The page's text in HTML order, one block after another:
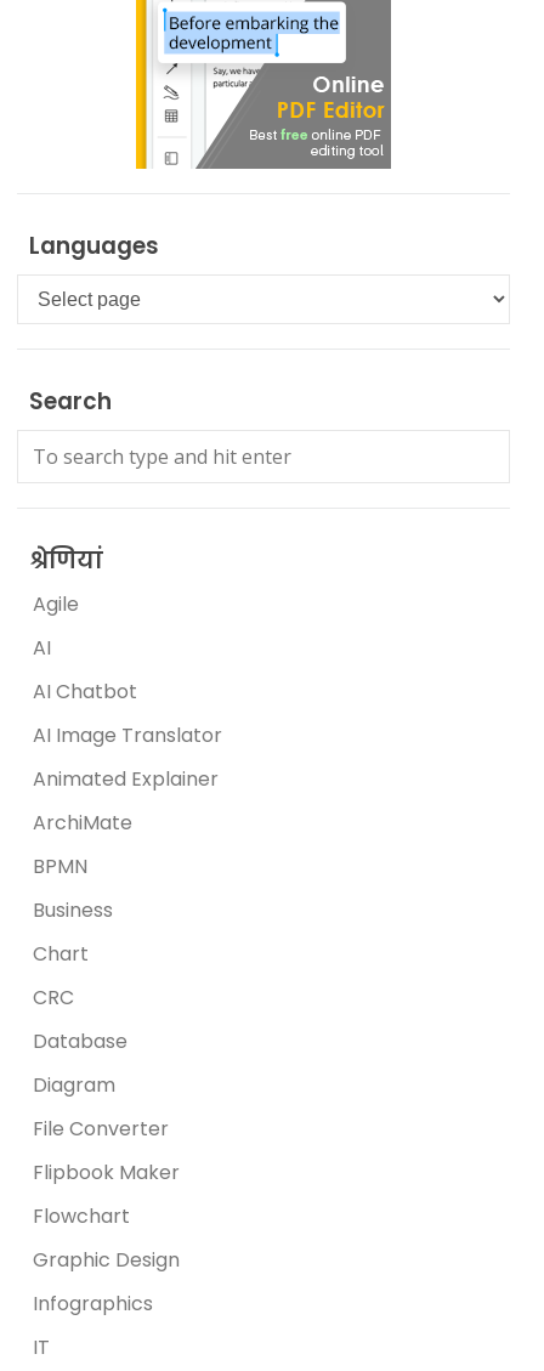
Languages
Languages
Search
श्रेणियां
Agile
AI
AI Chatbot
AI Image Translator
Animated Explainer
ArchiMate
BPMN
Business
Chart
CRC
Database
Diagram
File Converter
Flipbook Maker
Flowchart
Graphic Design
Infographics
IT